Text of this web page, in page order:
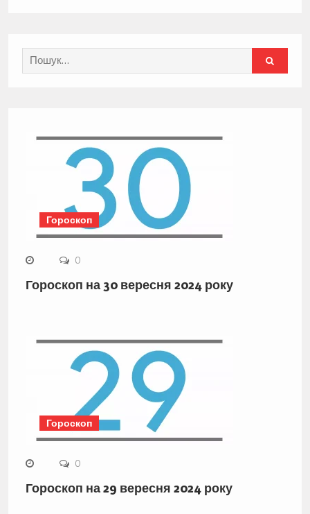
Search
for:
Гороскоп
0
Гороскоп на 30 вересня 2024 року
Гороскоп
0
Гороскоп на 29 вересня 2024 року